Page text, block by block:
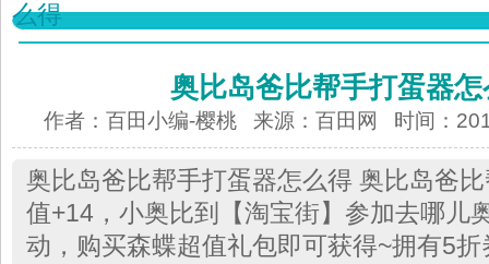
么得
奥比岛爸比帮手打蛋器怎
作者：百田小编-樱桃 来源：百田网 时间：
奥比岛爸比帮手打蛋器怎么得 奥比岛爸
值+14，小奥比到【淘宝街】参加去哪儿
动，购买森蝶超值礼包即可获得~拥有5